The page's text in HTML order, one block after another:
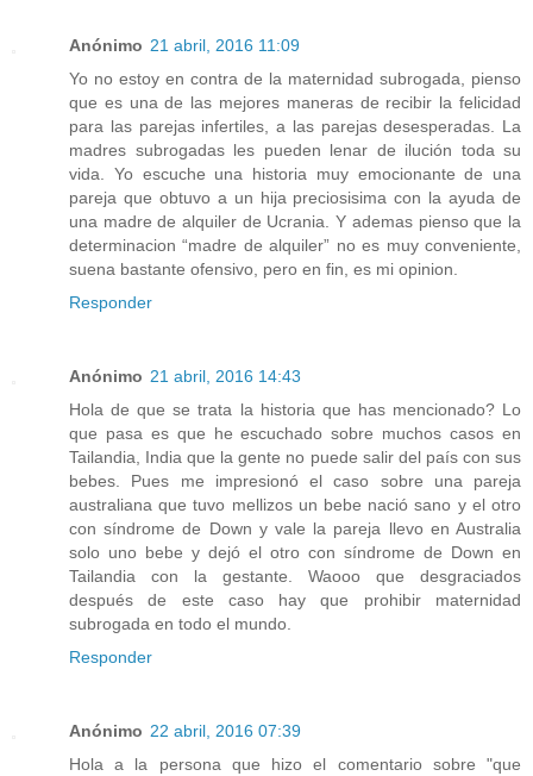
Anónimo 21 abril, 2016 11:09
Yo no estoy en contra de la maternidad subrogada, pienso
que es una de las mejores maneras de recibir la felicidad
para las parejas infertiles, a las parejas desesperadas. La
madres subrogadas les pueden lenar de ilución toda su
vida. Yo escuche una historia muy emocionante de una
pareja que obtuvo a un hija preciosisima con la ayuda de
una madre de alquiler de Ucrania. Y ademas pienso que la
determinacion “madre de alquiler” no es muy conveniente,
suena bastante ofensivo, pero en fin, es mi opinion.
Responder
Anónimo 21 abril, 2016 14:43
Hola de que se trata la historia que has mencionado? Lo
que pasa es que he escuchado sobre muchos casos en
Tailandia, India que la gente no puede salir del país con sus
bebes. Pues me impresionó el caso sobre una pareja
australiana que tuvo mellizos un bebe nació sano y el otro
con síndrome de Down y vale la pareja llevo en Australia
solo uno bebe y dejó el otro con síndrome de Down en
Tailandia con la gestante. Waooo que desgraciados
después de este caso hay que prohibir maternidad
subrogada en todo el mundo.
Responder
Anónimo 22 abril, 2016 07:39
Hola a la persona que hizo el comentario sobre "que